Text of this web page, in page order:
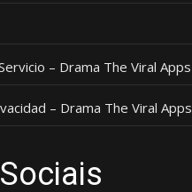
– Drama The Viral Apps
– Drama The Viral Apps